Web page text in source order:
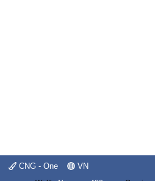
CNG - One VN